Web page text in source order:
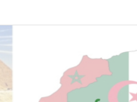
“الأفضل بين الأفضل” في